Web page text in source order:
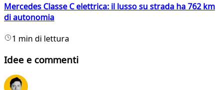
Mercedes Classe C elettrica: il lusso su strada ha 762 km
di autonomia
1 min di lettura
Idee e commenti